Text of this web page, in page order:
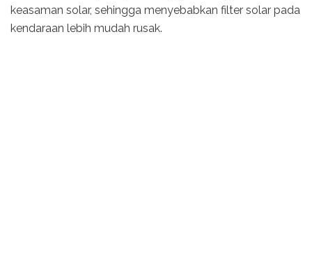
keasaman solar, sehingga menyebabkan filter solar pada
kendaraan lebih mudah rusak.